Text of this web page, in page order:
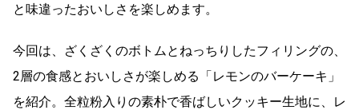
と味違ったおいしさを楽しめます。
今回は、ざくざくのボトムとねっちりしたフィリングの、
2層の食感とおいしさが楽しめる「レモンのバーケーキ」
を紹介。全粒粉入りの素朴で香ばしいクッキー生地に、レ